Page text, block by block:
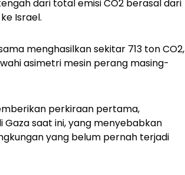
dari total emisi CO2 berasal dari
Israel.
menghasilkan sekitar 713 ton CO2,
asimetri mesin perang masing-
perkiraan pertama,
saat ini, yang menyebabkan
yang belum pernah terjadi